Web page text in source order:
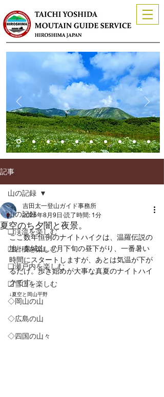
記事
山の記録
❏渓流を楽しむ
❑岩稜を楽しむ
❏瀬戸内を楽しむ
❑雪山を楽しむ
◇岡山の山
◇広島の山
◇四国の山々
山の記録
夏空のち夕闇と夜景。
吉田太一登山ガイド事務所
2025年8月9日 読了時間: 1分
ここ数年恒例のナイトハイクは、温羅伝説の
地・鬼城山。7月下旬の昼下がり、一番暑い
時間にスタートしますが、あとは気温が下が
るだけ。歩き始めが大事な真夏のナイトハイ
クです。
↓夏空と岡山平野